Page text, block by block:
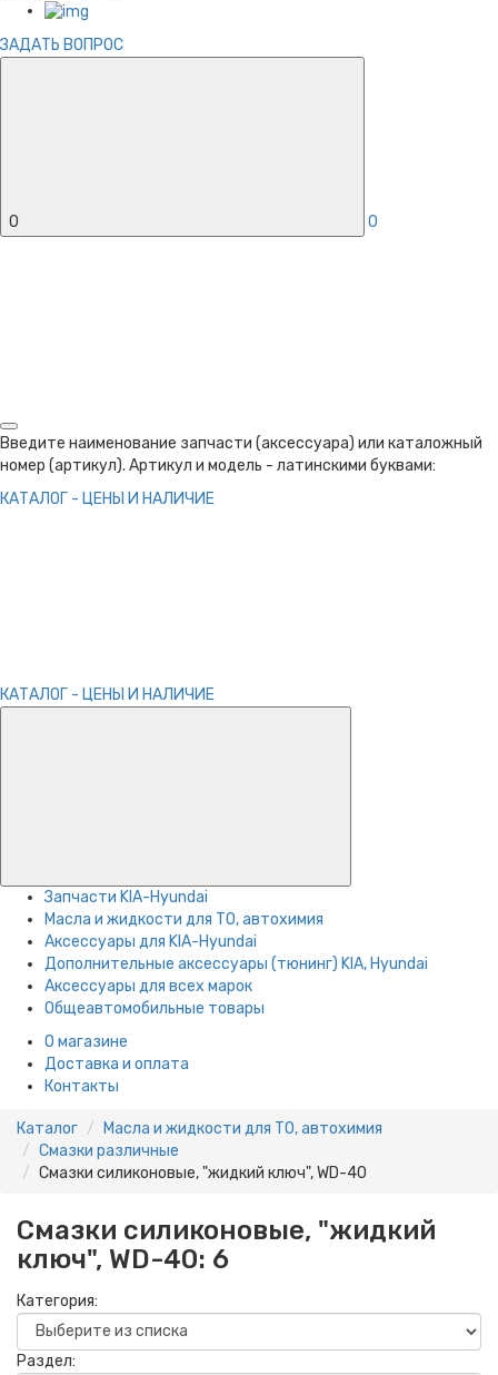
ЗАДАТЬ ВОПРОС
0 0
Введите наименование запчасти (аксессуара) или каталожный
номер (артикул). Артикул и модель - латинскими буквами:
КАТАЛОГ - ЦЕНЫ И НАЛИЧИЕ
КАТАЛОГ - ЦЕНЫ И НАЛИЧИЕ
Запчасти KIA-Hyundai
Масла и жидкости для ТО, автохимия
Аксессуары для KIA-Hyundai
Дополнительные аксессуары (тюнинг) KIA, Hyundai
Аксессуары для всех марок
Общеавтомобильные товары
О магазине
Доставка и оплата
Контакты
Каталог
Масла и жидкости для ТО, автохимия
Смазки различные
Смазки силиконовые, "жидкий ключ", WD-40
Смазки силиконовые, "жидкий
ключ", WD-40: 6
Категория:
Раздел: